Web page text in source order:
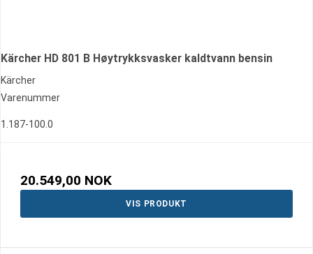
Kärcher HD 801 B Høytrykksvasker kaldtvann bensin
Kärcher
Varenummer
1.187-100.0
20.549,00 NOK
VIS PRODUKT